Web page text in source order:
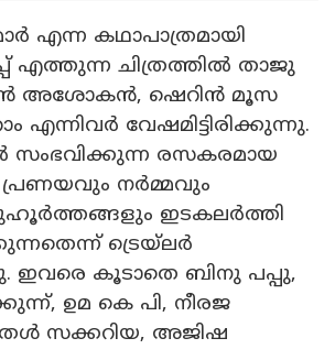
എന്ന കഥാപാത്രമായി
ചിത്രത്തിൽ താജു
അശോകൻ, ഷെറിൻ മൂസ
എന്നിവർ വേഷമിട്ടിരിക്കുന്നു.
സംഭവിക്കുന്ന രസകരമായ
പ്രണയവും നർമ്മവും
ഇടകലർത്തി
ട്രെയ്‌ലർ
ഇവരെ കൂടാതെ ബിനു പപ്പു,
ഉമ കെ പി, നീരജ
സക്കറിയ, അജിഷ